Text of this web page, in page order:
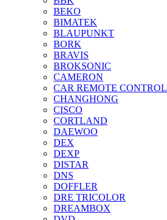
BEKO
BIMATEK
BLAUPUNKT
BORK
BRAVIS
BROKSONIC
CAMERON
CAR REMOTE CONTROL
CHANGHONG
CISCO
CORTLAND
DAEWOO
DEX
DEXP
DISTAR
DNS
DOFFLER
DRE TRICOLOR
DREAMBOX